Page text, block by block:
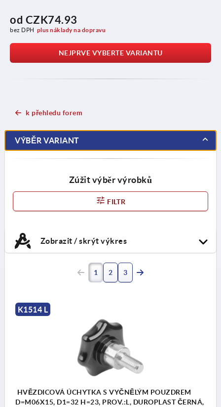
od CZK74.93
bez DPH plus náklady na dopravu
NEJPRVE VYBERTE VARIANTU
k přehledu forem
VÝBĚR VARIANT
Zúžit výběr výrobků
FILTR
Zobrazit / skrýt výkres
1 2 3
K1514 L
HVĚZDICOVÁ ÚCHYTKA S VYČNĚLÝM POUZDREM
D=M06X15, D1=32 H=23, PROV.:L, DUROPLAST ČERNÁ,